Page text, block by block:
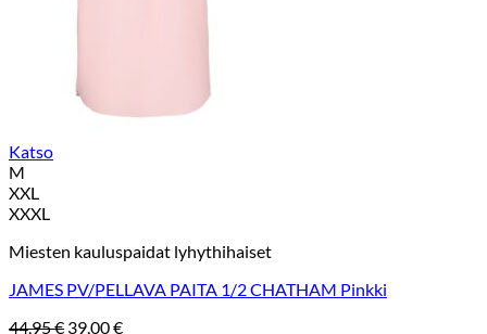
Katso
M
XXL
XXXL
Miesten kauluspaidat lyhythihaiset
JAMES PV/PELLAVA PAITA 1/2 CHATHAM Pinkki
44,95€ Alkuperäinen
39,00€Nykyinen